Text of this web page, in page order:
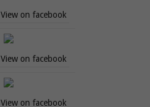
View on facebook
View on facebook
View on facebook